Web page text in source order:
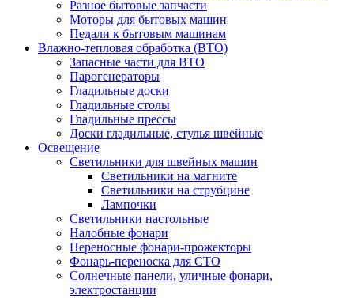
Разное бытовые запчасти
Моторы для бытовых машин
Педали к бытовым машинам
Влажно-тепловая обработка (ВТО)
Запасные части для ВТО
Парогенераторы
Гладильные доски
Гладильные столы
Гладильные прессы
Доски гладильные, стулья швейные
Освещение
Светильники для швейных машин
Светильники на магните
Светильники на струбцине
Лампочки
Светильники настольные
Налобные фонари
Переносные фонари-прожекторы
Фонарь-переноска для СТО
Солнечные панели, уличные фонари,
электростанции